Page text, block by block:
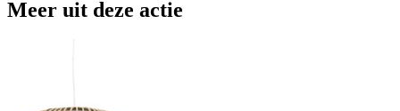
Meer uit deze actie